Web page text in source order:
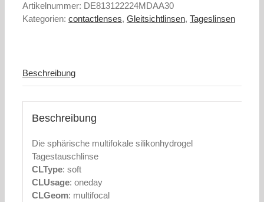
Artikelnummer: DE813122224MDAA30
Kategorien: contactlenses, Gleitsichtlinsen, Tageslinsen
Beschreibung
Beschreibung
Die sphärische multifokale silikonhydrogel
Tagestauschlinse
CLType: soft
CLUsage: oneday
CLGeom: multifocal